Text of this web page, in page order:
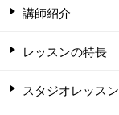
講師紹介
レッスンの特長
スタジオレッスン